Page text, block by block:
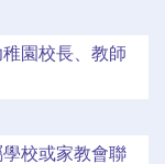
園校長、教師
校或家教會聯